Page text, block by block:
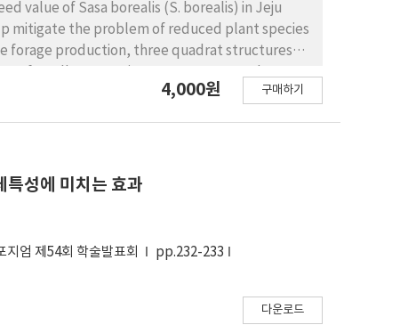
value of Sasa borealis (S. borealis) in Jeju
mitigate the problem of reduced plant species
forage production, three quadrat structures
and then forage production and regenerated
digestibility(IVADFD) were measured after
regeneration ability in May and June, but
or horses good palatability to S. borealis and
4,000원 구매하기
특성에 미치는 효과
엄 제54회 학술발표회
pp.232-233
다운로드